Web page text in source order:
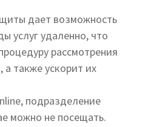
дает возможность
услуг удаленно, что
рассмотрения
также ускорит их
подразделение
можно не посещать.